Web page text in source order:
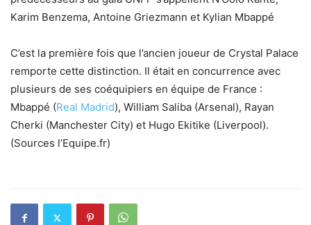
Karim Benzema, Antoine Griezmann et Kylian Mbappé
C’est la première fois que l’ancien joueur de Crystal Palace
remporte cette distinction. Il était en concurrence avec
plusieurs de ses coéquipiers en équipe de France :
Mbappé (Real Madrid), William Saliba (Arsenal), Rayan
Cherki (Manchester City) et Hugo Ekitike (Liverpool).
(Sources l’Equipe.fr)